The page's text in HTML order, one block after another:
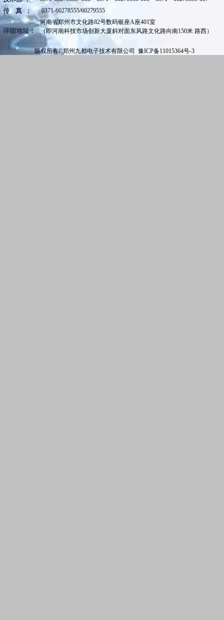
传 真 ： 0371-60278555/60279555
详细地址：
河南省郑州市文化路82号数码银座A座401室
（即河南科技市场创新大厦斜对面东风路文化路向南150米 路西）
版权所有©郑州九都电子技术有限公司 豫ICP备11015364号-3